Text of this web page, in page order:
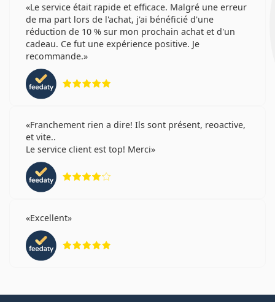
Le service était rapide et efficace. Malgré une erreur
de ma part lors de l'achat, j'ai bénéficié d'une
réduction de 10 % sur mon prochain achat et d'un
cadeau. Ce fut une expérience positive. Je
recommande.
Franchement rien a dire! Ils sont présent, reoactive,
et vite..
Le service client est top! Merci
Excellent